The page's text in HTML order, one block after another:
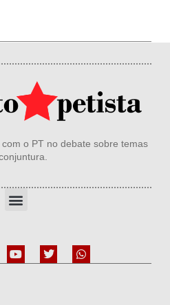
o PT no debate sobre temas